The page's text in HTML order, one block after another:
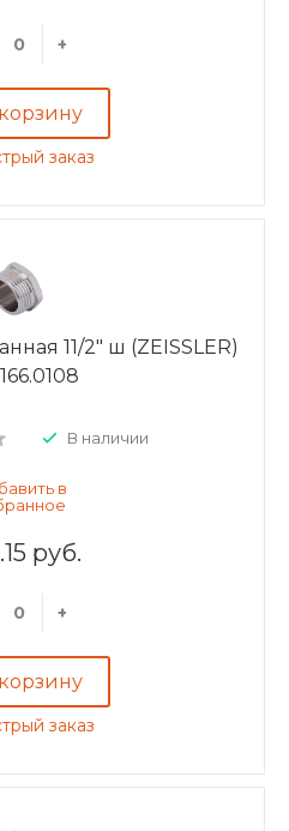
+
заказ
11/2" ш (ZEISSLER)
В наличии
руб.
+
заказ